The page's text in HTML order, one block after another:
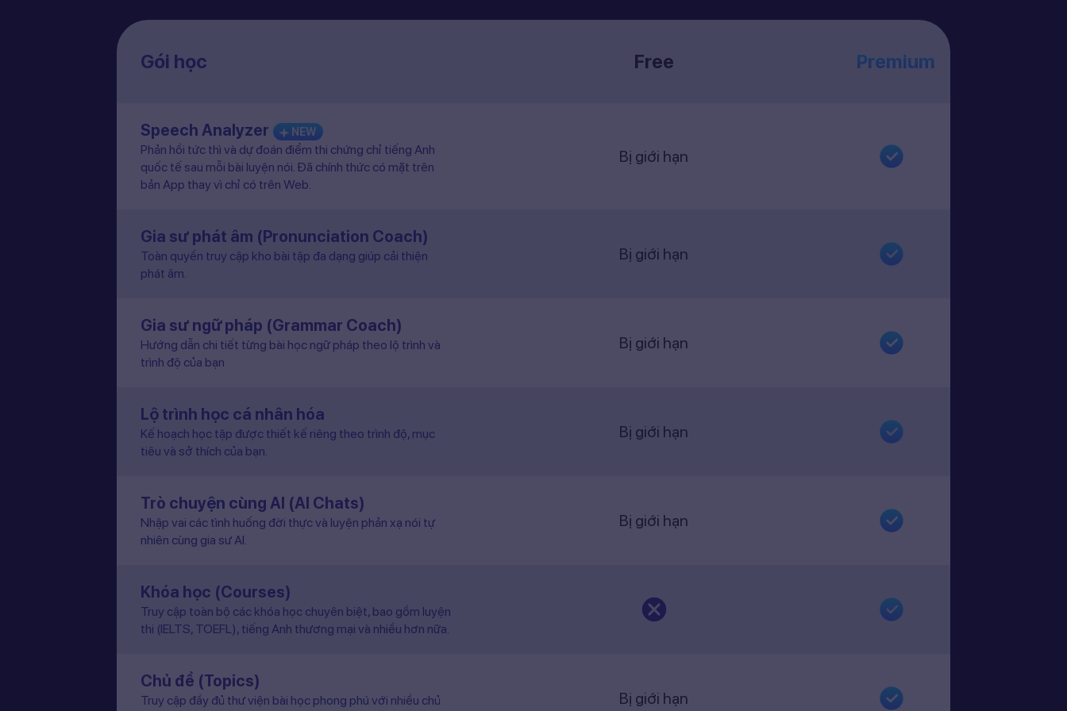
Gói học Free Premium
Speech Analyzer NEW
Phản hồi tức thì và dự đoán điểm thi chứng chỉ tiếng Anh
quốc tế sau mỗi bài luyện nói. Đã chính thức có mặt trên
bản App thay vì chỉ có trên Web.
Bị giới hạn
Gia sư phát âm (Pronunciation Coach)
Toàn quyền truy cập kho bài tập đa dạng giúp cải thiện
phát âm.
Bị giới hạn
Gia sư ngữ pháp (Grammar Coach)
Hướng dẫn chi tiết từng bài học ngữ pháp theo lộ trình và
trình độ của bạn
Bị giới hạn
Lộ trình học cá nhân hóa
Kế hoạch học tập được thiết kế riêng theo trình độ, mục
tiêu và sở thích của bạn.
Bị giới hạn
Trò chuyện cùng AI (AI Chats)
Nhập vai các tình huống đời thực và luyện phản xạ nói tự
nhiên cùng gia sư AI.
Bị giới hạn
Khóa học (Courses)
Truy cập toàn bộ các khóa học chuyên biệt, bao gồm luyện
thi (IELTS, TOEFL), tiếng Anh thương mại và nhiều hơn nữa.
Chủ đề (Topics)
Truy cập đầy đủ thư viện bài học phong phú với nhiều chủ
Bị giới hạn